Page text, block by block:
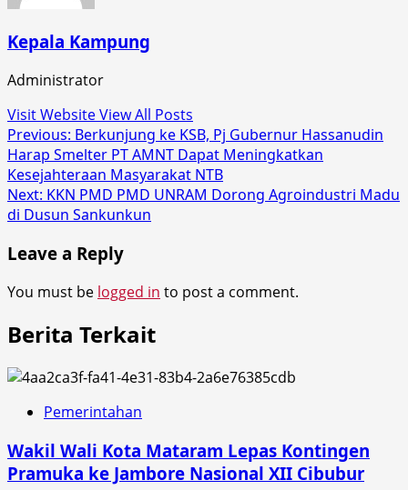
Kepala Kampung
Administrator
Visit WebsiteView All Posts
Post
navigation
Previous: Berkunjung ke KSB, Pj Gubernur Hassanudin
Harap Smelter PT AMNT Dapat Meningkatkan
Kesejahteraan Masyarakat NTB
Next: KKN PMD PMD UNRAM Dorong Agroindustri Madu
di Dusun Sankunkun
Leave a Reply
You must be logged in to post a comment.
Berita Terkait
Pemerintahan
Wakil Wali Kota Mataram Lepas Kontingen
Pramuka ke Jambore Nasional XII Cibubur